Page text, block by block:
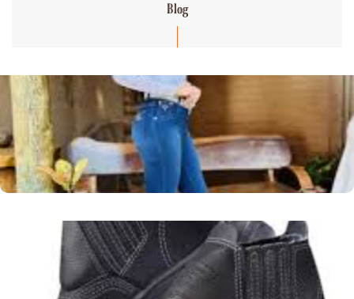
Blog
Moda Campestre em Arvoredo - SC: Encontre o Melhor
Estilo Country!
Fornecer informações sobre a disponibilidade de moda
country em Arvoredo, SC.
Leer más
Botas de Segurança em Bela Vista - MS
Fornecer informações detalhadas sobre a disponibilidade e
a relevância das botas EPI em Bela Vista - MS, auxiliando na
escolha do calçado adequado para cada necessidade.